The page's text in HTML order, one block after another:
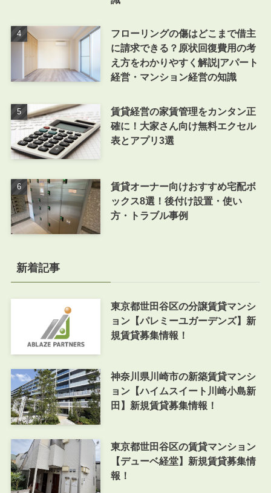
フローリングの傷はどこまで借主
に請求できる？原状回復費用の考
え方をわかりやすく解説|アパート
経営・マンション経営の知識
賃貸経営の家賃管理をカンタン正
確に！大家さん向け無料エクセル
表とアプリ3選
賃貸オーナー向けおすすめ宅配ボ
ックス8選！後付け設置・使い
方・トラブル事例
新着記事
東京都世田谷区の分譲賃貸マンシ
ョン【パレミーユガーデンズ】新
規賃貸募集情報！
神奈川県川崎市の新築賃貸マンシ
ョン【ハイムスイート川崎小島新
田】新規賃貸募集情報！
東京都世田谷区の賃貸マンション
【デューベ経堂】新規賃貸募集情
報！